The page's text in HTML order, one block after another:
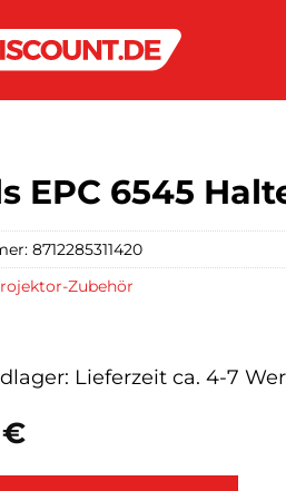
EPC 6545
€
Lieferzeit ca. 4-7
8712285311420
Zubehör